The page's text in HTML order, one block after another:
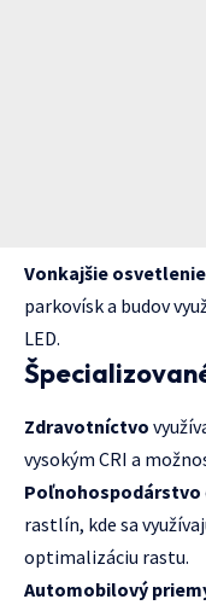
Vonkajšie osvetlenie
parkovísk a budov
LED.
Zdravotníctvo
vysokým CRI a
Poľnohospodárstvo
rastlín, kde sa
optimalizáciu rastu.
Automobilový